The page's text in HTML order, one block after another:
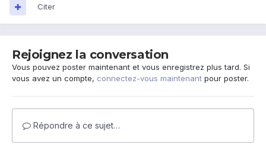
Citer
Rejoignez la conversation
Vous pouvez poster maintenant et vous enregistrez plus tard. Si
vous avez un compte, connectez-vous maintenant pour poster.
Répondre à ce sujet…